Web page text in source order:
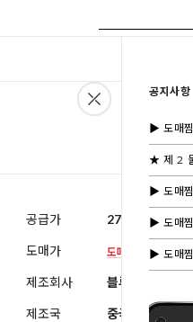
공지사항
▶ 도매
★ 제 2
▶ 도매
▶ 도매
▶ 도매
공급가 27,600원 (부
도매가
제조회사 블루모드 제휴사
제조국 중국